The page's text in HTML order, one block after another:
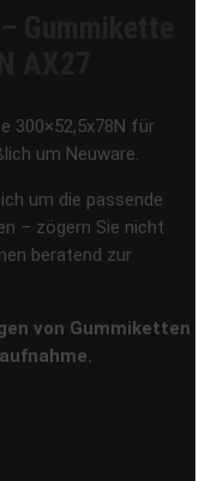
300×52,5x78N für
um Neuware.
um die passende
– zögern Sie nicht
beratend zur
von Gummiketten